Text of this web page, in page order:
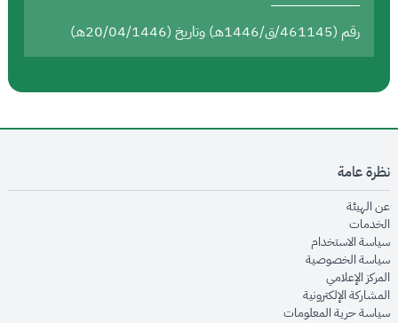
رقم (461145/ق/1446هـ) وتاريخ (20/04/1446هـ)
نظرة عامة
عن الهيئةopens in new window
الخدماتopens in new window
سياسة الاستخدام
سياسة الخصوصيةopens in new window
المركز الإعلاميopens in new window
المشاركة الإلكترونيةopens in new window
سياسة حرية المعلوماتopens in new window